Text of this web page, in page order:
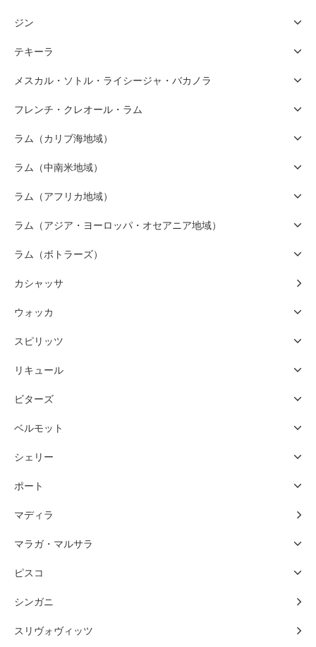
ジン
テキーラ
メスカル・ソトル・ライシージャ・バカノラ
フレンチ・クレオール・ラム
ラム（カリブ海地域）
ラム（中南米地域）
ラム（アフリカ地域）
ラム（アジア・ヨーロッパ・オセアニア地域）
ラム（ボトラーズ）
カシャッサ
ウォッカ
スピリッツ
リキュール
ビターズ
ベルモット
シェリー
ポート
マディラ
マラガ・マルサラ
ピスコ
シンガニ
スリヴォヴィッツ